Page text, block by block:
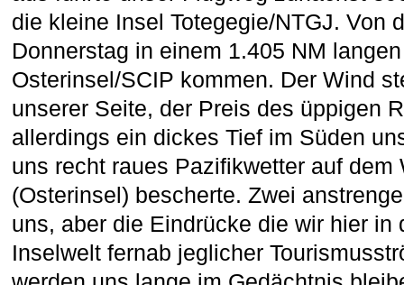
die kleine Insel Totegegie/NTGJ. Von
Donnerstag in einem 1.405 NM
Osterinsel/SCIP kommen. Der Wind
unserer Seite, der Preis des üppigen
allerdings ein dickes Tief im Süden
uns recht raues Pazifikwetter auf dem
(Osterinsel) bescherte. Zwei
uns, aber die Eindrücke die wir hier in
Inselwelt fernab jeglicher